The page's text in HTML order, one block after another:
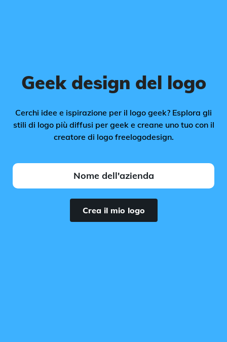
Geek design del logo
Cerchi idee e ispirazione per il logo geek? Esplora gli
stili di logo più diffusi per geek e creane uno tuo con il
creatore di logo freelogodesign.
Crea il mio logo